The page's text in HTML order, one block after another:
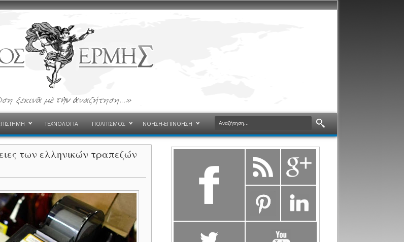
ΤΕΧΝΟΛΟΓΙΑ ΠΟΛΙΤΙΣΜΟΣ ΝΟΗΣΗ-ΕΠΙΝΟΗΣΗ
των ελληνικών τραπεζών